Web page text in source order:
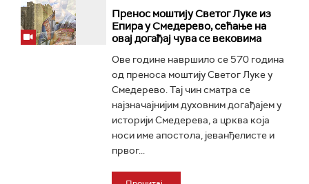
Пренос моштију Светог Луке из
Епира у Смедерево, сећање на
овај догађај чува се вековима
Ове године навршило се 570 година
од преноса моштију Светог Луке у
Смедерево. Тај чин сматра се
најзначајнијим духовним догађајем у
историји Смедерева, а црква која
носи име апостола, јеванђелисте и
првог...